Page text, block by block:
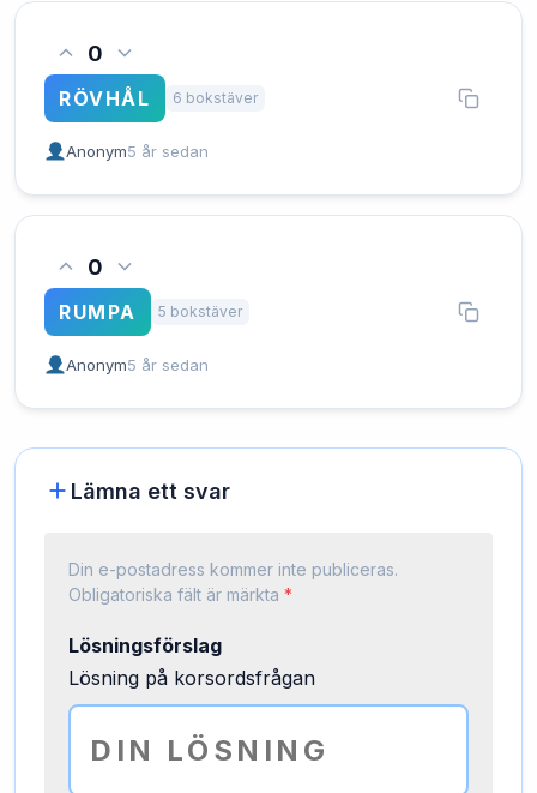
0
RÖVHÅL 6 bokstäver
Anonym5 år sedan
0
RUMPA 5 bokstäver
Anonym5 år sedan
Lämna ett svar
Din e-postadress kommer inte publiceras.
Obligatoriska fält är märkta *
Lösningsförslag
Lösning på korsordsfrågan